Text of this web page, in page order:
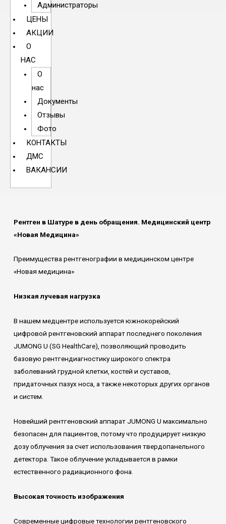
Администраторы
ЦЕНЫ
АКЦИИ
О
НАС
О
нас
Документы
Отзывы
Фото
КОНТАКТЫ
ДМС
ВАКАНСИИ
Рентген в Шатуре в день обращения. Медицинский центр
«Новая Медицина»
Преимущества рентгенографии в медицинском центре
«Новая медицина»
Низкая лучевая нагрузка
В нашем медцентре используется южнокорейский
цифровой рентгеновский аппарат последнего поколения
JUMONG U (SG HealthCare), позволяющий проводить
базовую рентгендиагностику широкого спектра
заболеваний грудной клетки, костей и суставов,
придаточных пазух носа, а также некоторых других органов
и систем.
Новейший рентгеновский аппарат JUMONG U максимально
безопасен для пациентов, потому что продуцирует низкую
дозу облучения за счет использования твердопанельного
детектора. Такое облучение укладывается в рамки
естественного радиационного фона.
Высокая точность изображения
Современные цифровые технологии рентгеновского